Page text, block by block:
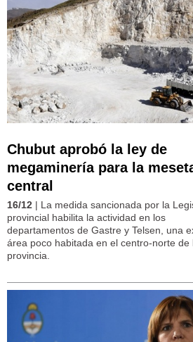
Chubut aprobó la ley de
megaminería para la
central
16/12 | La medida sancionada por la
provincial habilita la actividad en los
departamentos de Gastre y Telsen, una
área poco habitada en el centro-norte de
provincia.